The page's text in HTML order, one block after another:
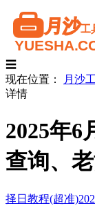
☰
现在位置：
月沙
详情
2025年6
查询、
择日教程(超准)